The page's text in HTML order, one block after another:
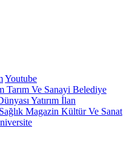
Youtube
Tarım Ve Sanayi Belediye
Yatırım İlan
Magazin Kültür Ve Sanat